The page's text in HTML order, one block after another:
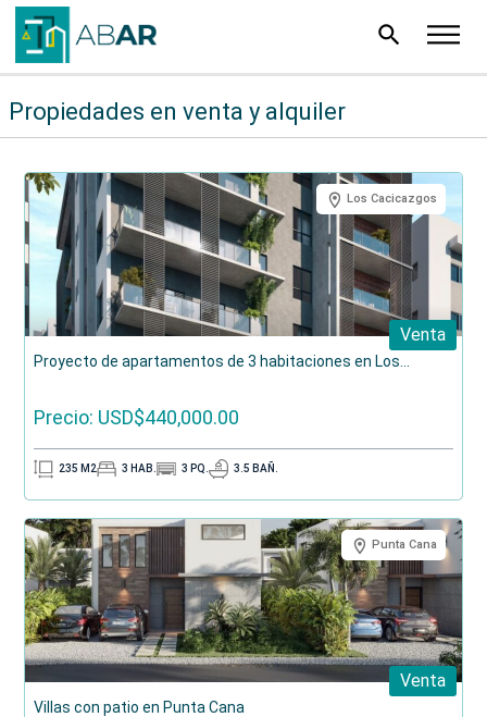
search
Propiedades en venta y alquiler
Los Cacicazgos
Venta
Proyecto de apartamentos de 3 habitaciones en Los...
Precio: USD$440,000.00
235 M2 3 HAB. 3 PQ. 3.5 BAÑ.
Punta Cana
Venta
Villas con patio en Punta Cana